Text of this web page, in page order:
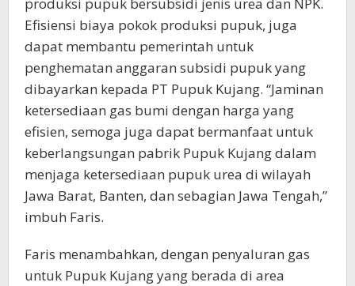
produksi pupuk bersubsidi jenis urea dan NPK.
Efisiensi biaya pokok produksi pupuk, juga
dapat membantu pemerintah untuk
penghematan anggaran subsidi pupuk yang
dibayarkan kepada PT Pupuk Kujang. “Jaminan
ketersediaan gas bumi dengan harga yang
efisien, semoga juga dapat bermanfaat untuk
keberlangsungan pabrik Pupuk Kujang dalam
menjaga ketersediaan pupuk urea di wilayah
Jawa Barat, Banten, dan sebagian Jawa Tengah,”
imbuh Faris.
Faris menambahkan, dengan penyaluran gas
untuk Pupuk Kujang yang berada di area